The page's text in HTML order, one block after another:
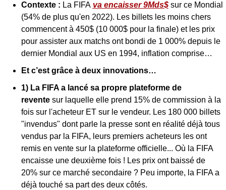
Contexte : La FIFA va encaisser 9Mds$ sur ce Mondial
(54% de plus qu'en 2022). Les billets les moins chers
commencent à 450$ (10 000$ pour la finale) et les prix
pour assister aux matchs ont bondi de 1 000% depuis le
dernier Mondial aux US en 1994, inflation comprise…
Et c’est grâce à deux innovations…
1) La FIFA a lancé sa propre plateforme de
revente sur laquelle elle prend 15% de commission à la
fois sur l'acheteur ET sur le vendeur. Les 180 000 billets
"invendus" dont parle la presse sont en réalité déjà tous
vendus par la FIFA, leurs premiers acheteurs les ont
remis en vente sur la plateforme officielle... Où la FIFA
encaisse une deuxième fois ! Les prix ont baissé de
20% sur ce marché secondaire ? Peu importe, la FIFA a
déjà touché sa part des deux côtés.